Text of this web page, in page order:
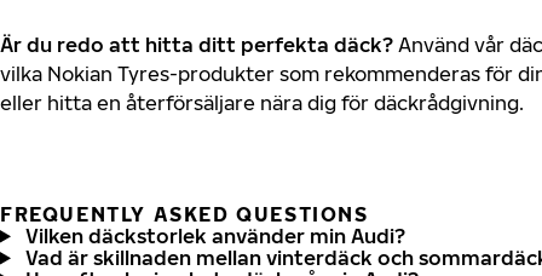
Är du redo att hitta ditt perfekta däck? Använd vår
vilka Nokian Tyres-produkter som rekommenderas för
eller hitta en återförsäljare nära dig för däckrådgivning.
FREQUENTLY ASKED QUESTIONS
Vilken däckstorlek använder min Audi?
Vad är skillnaden mellan vinterdäck och